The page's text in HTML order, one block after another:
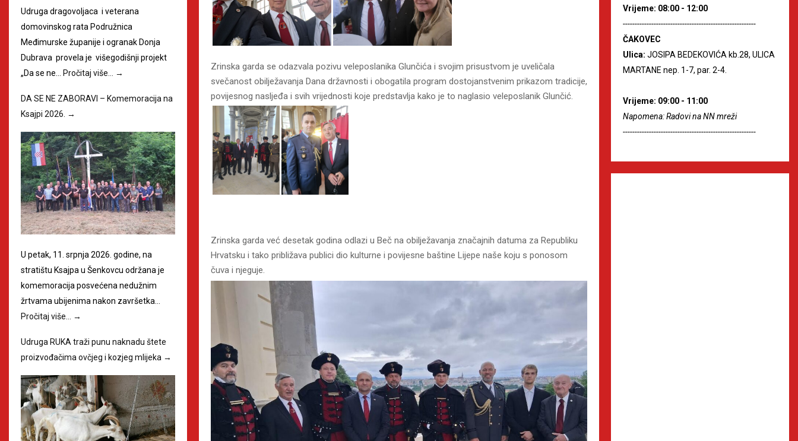
Zrinska garda se odazvala pozivu veleposlanika Glunčića i svojim prisustvom je uveličala
svečanost obilježavanja Dana državnosti i obogatila program dostojanstvenim prikazom tradicije,
povijesnog nasljeđa i svih vrijednosti koje predstavlja kako je to naglasio veleposlanik Glunčić.
Zrinska garda već desetak godina odlazi u Beč na obilježavanja značajnih datuma za Republiku
Hrvatsku i tako približava publici dio kulturne i povijesne baštine Lijepe naše koju s ponosom
čuva i njeguje.
Udruga dragovoljaca i veterana
domovinskog rata Podružnica
Međimurske županije i ogranak Donja
Dubrava provela je višegodišnji projekt
„Da se ne…
Pročitaj više… →
DA SE NE ZABORAVI – Komemoracija na
Ksajpi 2026. →
U petak, 11. srpnja 2026. godine, na
stratištu Ksajpa u Šenkovcu održana je
komemoracija posvećena nedužnim
žrtvama ubijenima nakon završetka…
Pročitaj više… →
Udruga RUKA traži punu naknadu štete
proizvođačima ovčjeg i kozjeg mlijeka →
Vrijeme: 08:00 - 12:00
--------------------------------------------------------
ČAKOVEC
Ulica: JOSIPA BEDEKOVIĆA kb.28, ULICA
MARTANE nep. 1-7, par. 2-4.
Vrijeme: 09:00 - 11:00
Napomena: Radovi na NN mreži
--------------------------------------------------------